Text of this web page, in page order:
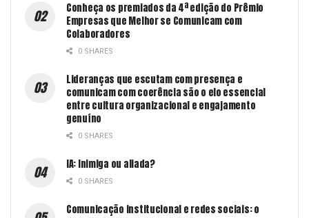
Conheça os premiados da 4ª edição do Prêmio
Empresas que Melhor se Comunicam com
Colaboradores
0 SHARES
Lideranças que escutam com presença e
comunicam com coerência são o elo essencial
entre cultura organizacional e engajamento
genuíno
0 SHARES
IA: Inimiga ou aliada?
0 SHARES
Comunicação institucional e redes sociais: o